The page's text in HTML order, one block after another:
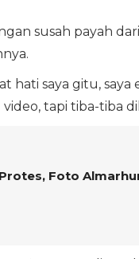
susah payah
hati saya gitu,
tapi tiba-tiba
Foto